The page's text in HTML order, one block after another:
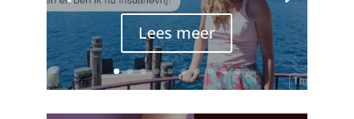
Lees meer